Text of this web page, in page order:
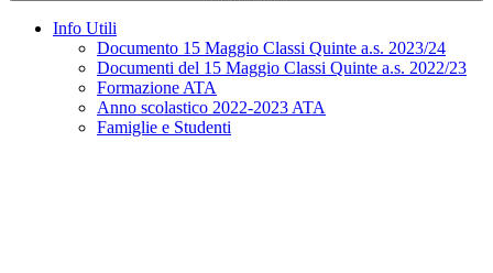
Info Utili
Documento 15 Maggio Classi Quinte a.s. 2023/24
Documenti del 15 Maggio Classi Quinte a.s. 2022/23
Formazione ATA
Anno scolastico 2022-2023 ATA
Famiglie e Studenti